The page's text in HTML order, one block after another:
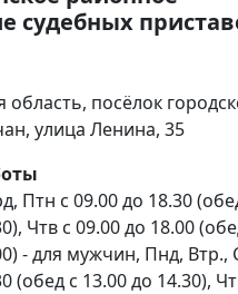
судебных
область, посёлок
улица Ленина, 35
Птн с 09.00 до 18.30
Чтв с 09.00 до 18.00
- для мужчин, Пнд, Втр.,
(обед с 13.00 до 14.30),